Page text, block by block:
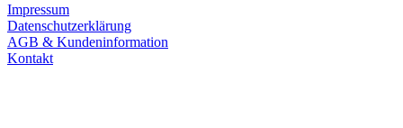
Impressum
Datenschutzerklärung
AGB & Kundeninformation
Kontakt